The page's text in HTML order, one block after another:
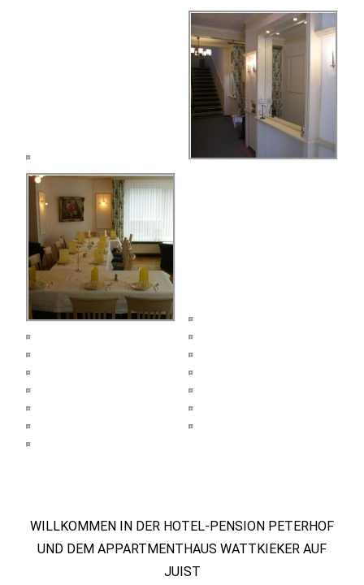
WILLKOMMEN IN DER HOTEL-PENSION PETERHOF
UND DEM APPARTMENTHAUS WATTKIEKER AUF
JUIST